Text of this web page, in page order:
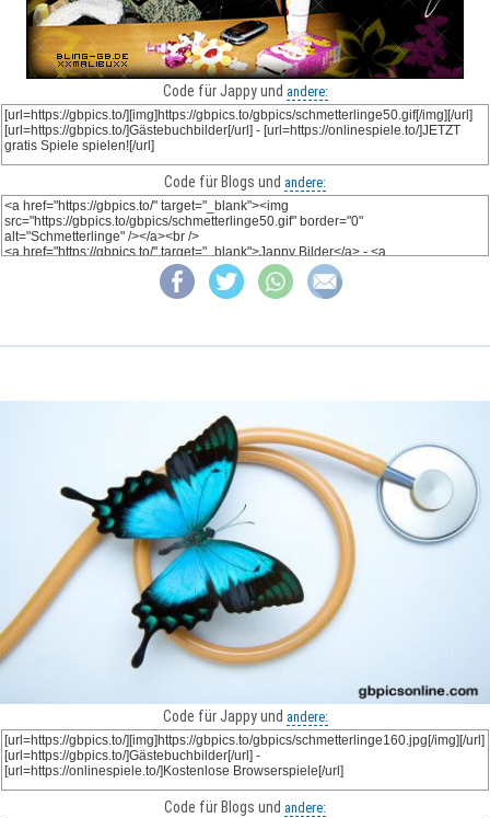
Code für Jappy und andere:
Code für Blogs und andere:
Code für Jappy und andere:
Code für Blogs und andere: